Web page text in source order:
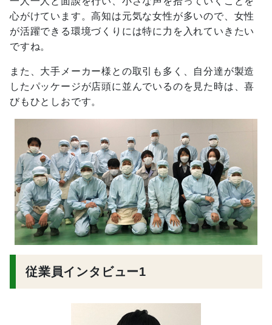
心がけています。高知は元気な女性が多いので、女性
が活躍できる環境づくりには特に力を入れていきたい
ですね。
また、大手メーカー様との取引も多く、自分達が製造
したパッケージが店頭に並んでいるのを見た時は、喜
びもひとしおです。
従業員インタビュー1